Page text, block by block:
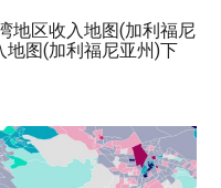
地区收入地图(加利福尼
地图(加利福尼亚州)下